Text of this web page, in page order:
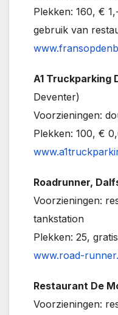
Plekken: 160, €
gebruik van
A1 Truckparking
Deventer)
Voorzieningen:
Plekken: 100, €
Roadrunner,
Voorzieningen:
tankstation
Plekken: 25, gratis
www.road-
Restaurant De
Voorzieningen: